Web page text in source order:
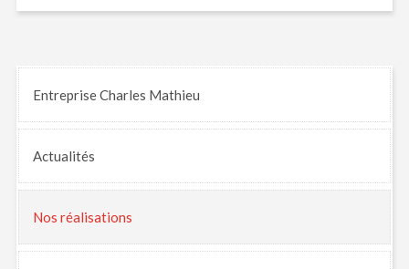
Entreprise Charles Mathieu
Actualités
Nos réalisations